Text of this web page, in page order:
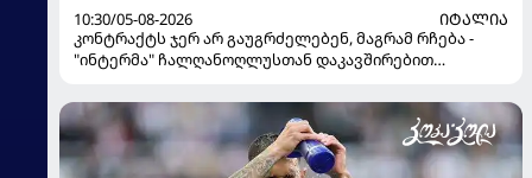
10:30/05-08-2026
ᲘᲢᲐᲚᲘᲐ
კონტრაქტს ჯერ არ გაუგრძელებენ, მაგრამ რჩება -
"ინტერმა" ჩალღანოღლუსთან დაკავშირებით